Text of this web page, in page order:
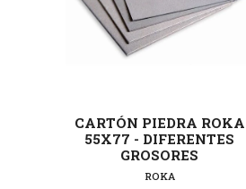
CARTÓN PIEDRA ROKA
55X77 - DIFERENTES
GROSORES
ROKA